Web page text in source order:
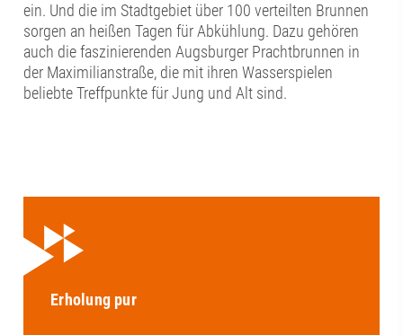
ein. Und die im Stadtgebiet über 100 verteilten Brunnen
sorgen an heißen Tagen für Abkühlung. Dazu gehören
auch die faszinierenden Augsburger Prachtbrunnen in
der Maximilianstraße, die mit ihren Wasserspielen
beliebte Treffpunkte für Jung und Alt sind.
Erholung pur